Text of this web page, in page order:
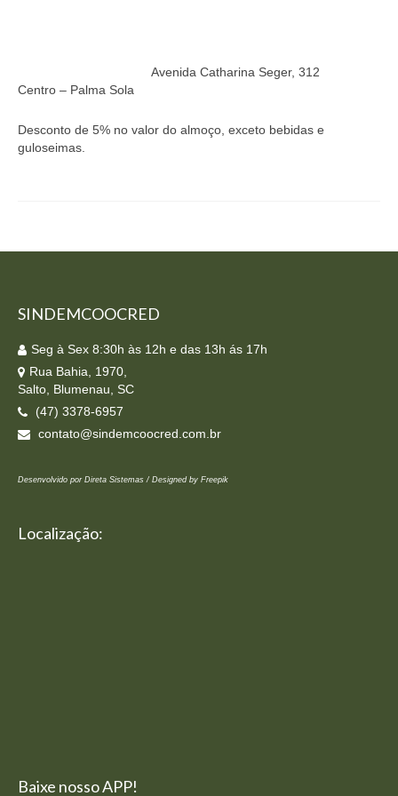
Notícias
Contato
Avenida Catharina Seger, 312
Centro – Palma Sola
Desconto de 5% no valor do almoço, exceto bebidas e
guloseimas.
SINDEMCOOCRED
Seg à Sex 8:30h às 12h e das 13h ás 17h
Rua Bahia, 1970,
Salto, Blumenau, SC
(47) 3378-6957
contato@sindemcoocred.com.br
Desenvolvido por Direta Sistemas / Designed by Freepik
Localização:
Baixe nosso APP!